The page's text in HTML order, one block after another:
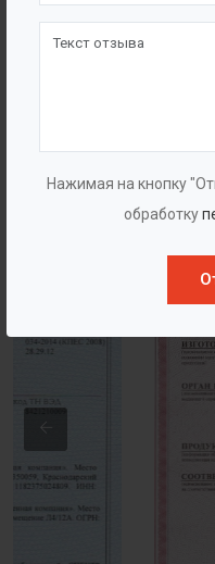
Нажимая на кнопку
обработку